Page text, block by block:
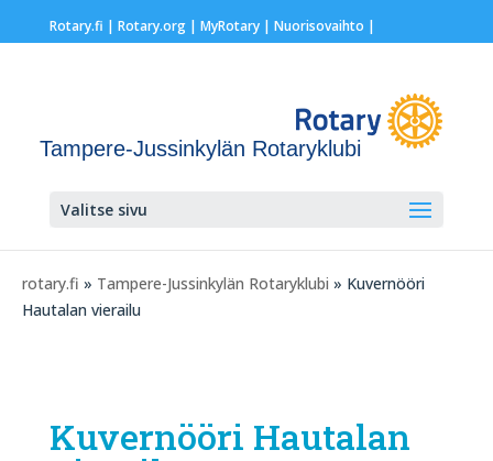
Rotary.fi | Rotary.org| MyRotary | Nuorisovaihto |
Tampere-Jussinkylän Rotaryklubi
Valitse sivu
rotary.fi » Tampere-Jussinkylän Rotaryklubi » Kuvernööri
Hautalan vierailu
Kuvernööri Hautalan